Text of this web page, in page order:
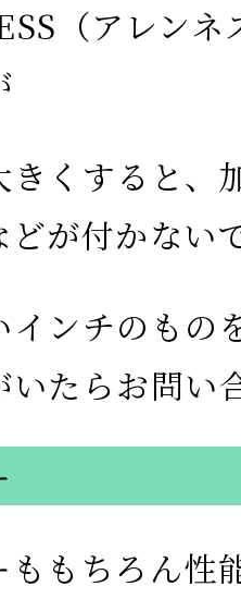
（アレンネ
きくすると、
どが付かない
インチのもの
いたらお問い
ももちろん性